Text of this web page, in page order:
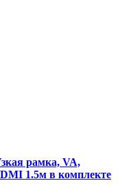
рамка, VA,
1.5м в комплекте